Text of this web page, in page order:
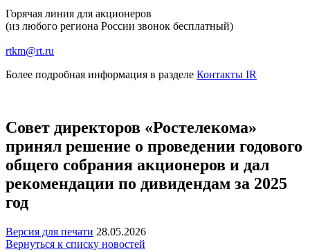
Горячая линия для акционеров
(из любого региона России звонок бесплатный)
rtkm@rt.ru
Более подробная информация в разделе Контакты IR
Совет директоров «Ростелекома»
принял решение о проведении годового
общего собрания акционеров и дал
рекомендации по дивидендам за 2025
год
Версия для печати 28.05.2026
Вернуться к списку новостей